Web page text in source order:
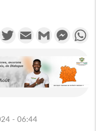
FacebookTwitterEmail Gmail
- 06:44